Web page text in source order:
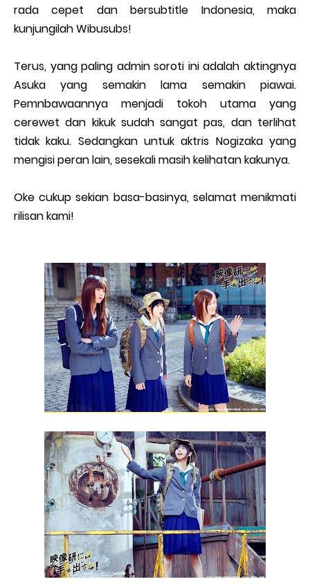
rada cepet dan bersubtitle Indonesia, maka
kunjungilah Wibusubs!
Terus, yang paling admin soroti ini adalah aktingnya
Asuka yang semakin lama semakin piawai.
Pemnbawaannya menjadi tokoh utama yang
cerewet dan kikuk sudah sangat pas, dan terlihat
tidak kaku. Sedangkan untuk aktris Nogizaka yang
mengisi peran lain, sesekali masih kelihatan kakunya.
Oke cukup sekian basa-basinya, selamat menikmati
rilisan kami!